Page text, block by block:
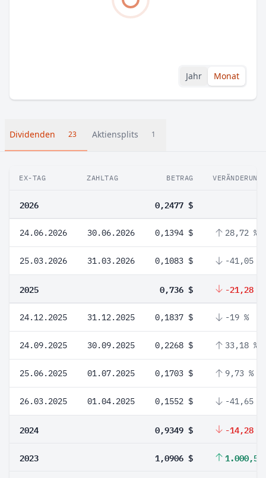
Jahr Monat
Dividenden 23 Aktiensplits 1
EX-TAG ZAHLTAG BETRAG VERÄNDERUNG
2026 0,2477 $
24.06.2026 30.06.2026 0,1394 $ 28,72 %
25.03.2026 31.03.2026 0,1083 $ -41,05 %
2025 0,736 $ -21,28 %
24.12.2025 31.12.2025 0,1837 $ -19 %
24.09.2025 30.09.2025 0,2268 $ 33,18 %
25.06.2025 01.07.2025 0,1703 $ 9,73 %
26.03.2025 01.04.2025 0,1552 $ -41,65 %
2024 0,9349 $ -14,28 %
2023 1,0906 $ 1.000,5